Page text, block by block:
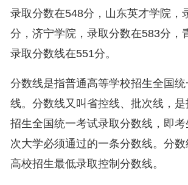
录取分数在548分，山东英才学院，
分，济宁学院，录取分数在583分，
录取分数线在551分。
分数线是指普通高等学校招生全国
线。分数线又叫省控线、批次线，
招生全国统一考试录取分数线，即
次大学必须通过的一条分数线。分
高校招生最低录取控制分数线。